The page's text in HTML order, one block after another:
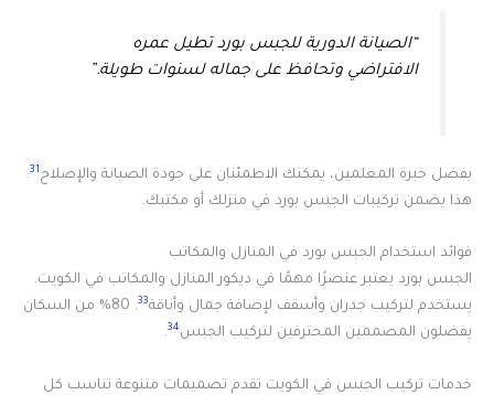
“الصيانة الدورية للجبس بورد تطيل عمره
الافتراضي وتحافظ على جماله لسنوات طويلة.”
بفضل خبرة المعلمين، يمكنك الاطمئنان على جودة الصيانة والإصلاح31
.
هذا يضمن تركيبات الجبس بورد في منزلك أو مكتبك.
فوائد استخدام الجبس بورد في المنازل والمكاتب
الجبس بورد يعتبر عنصرًا مهمًا في ديكور المنازل والمكاتب في الكويت.
يستخدم لتركيب جدران وأسقف لإضافة جمال وأناقة33
. 80% من السكان
يفضلون المصممين المحترفين لتركيب الجبس34
.
خدمات تركيب الجبس في الكويت تقدم تصميمات متنوعة تناسب كل